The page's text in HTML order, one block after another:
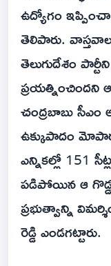
ఉద్యోగం
తెలిపారు.
తెలుగుదేశం
చంద్రబాబు సీఎం
ఉక్కుపాదం
ఎన్నికల్లో 151
పడిపోయిన ఆ
ప్రభుత్వాన్ని
రెడ్డి ఎండగట్టారు.